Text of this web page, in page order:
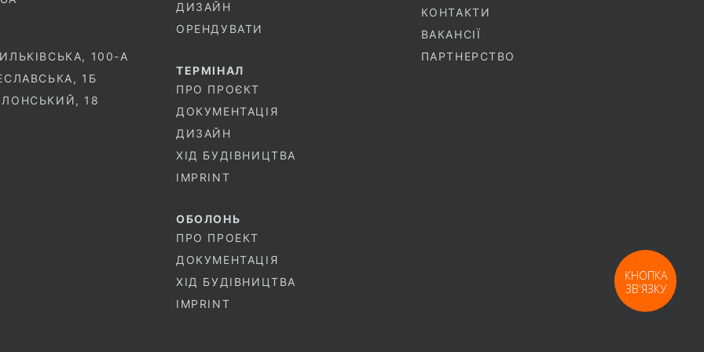
100-A
1Б
18
ДИЗАЙН
ОРЕНДУВАТИ
ТЕРМIНАЛ
ПРО ПРОЄКТ
ДОКУМЕНТАЦІЯ
ДИЗАЙН
ХІД БУДІВНИЦТВА
IMPRINT
ОБОЛОНЬ
ПРО ПРОЕКТ
ДОКУМЕНТАЦІЯ
ХІД БУДІВНИЦТВА
IMPRINT
КОНТАКТИ
ВАКАНСІЇ
ПАРТНЕРСТВО
КНОПКА
ЗВ'ЯЗКУ